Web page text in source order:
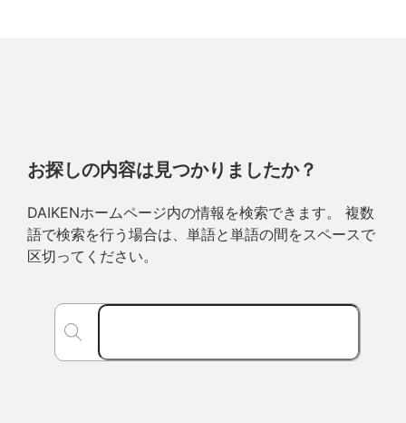
お探しの内容は見つかりましたか？
DAIKENホームページ内の情報を検索できます。 複数
語で検索を行う場合は、単語と単語の間をスペースで
区切ってください。